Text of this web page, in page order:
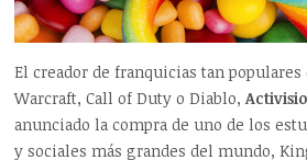
El creador de franquicias tan
Warcraft, Call of Duty o Diablo,
anunciado la compra de uno de los
y sociales más grandes del mundo,